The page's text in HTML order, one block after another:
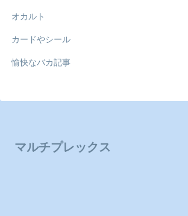
オカルト
カードやシール
愉快なバカ記事
マルチプレックス